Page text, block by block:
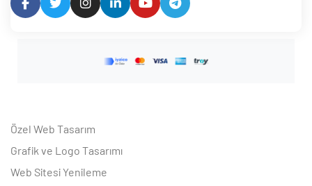
Özel Web Tasarım
Grafik ve Logo Tasarımı
Web Sitesi Yenileme